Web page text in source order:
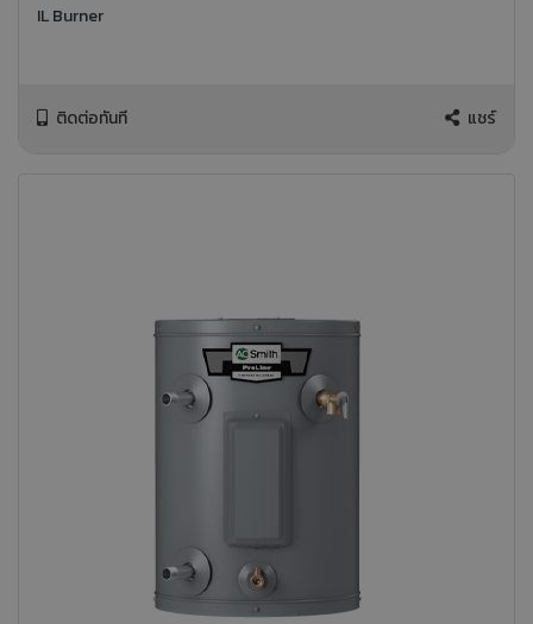
IL Burner
ติดต่อทันที แชร์